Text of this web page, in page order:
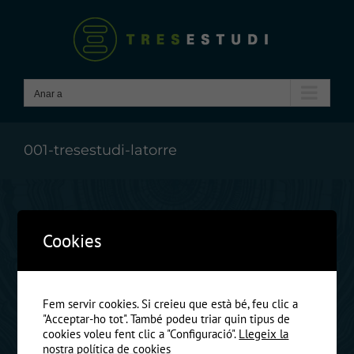
Anar a
001-tresestudi-latorre
Cookies
Fem servir cookies. Si creieu que està bé, feu clic a
"Acceptar-ho tot". També podeu triar quin tipus de
cookies voleu fent clic a "Configuració". Llegeix la
nostra política de cookies